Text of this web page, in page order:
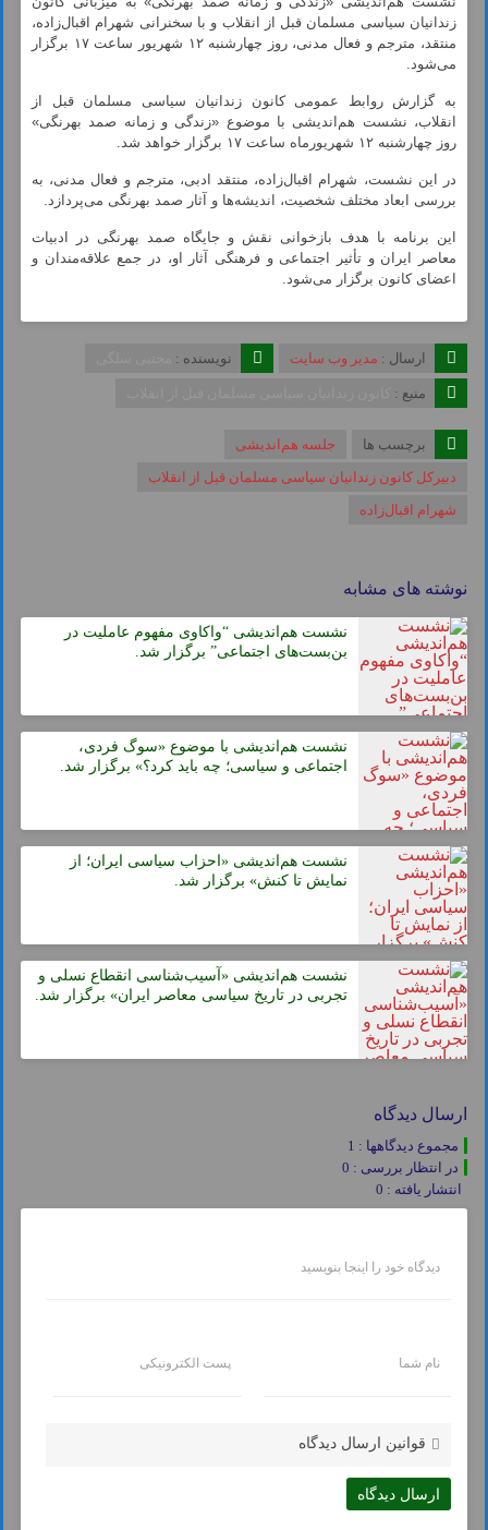
زندانیان سیاسی مسلمان قبل از انقلاب و با سخنرانی شهرام اقبال‌زاده،
منتقد، مترجم و فعال مدنی، روز چهارشنبه ۱۲ شهریور ساعت ۱۷ برگزار
می‌شود.
به گزارش روابط عمومی کانون زندانیان سیاسی مسلمان قبل از
انقلاب، نشست هم‌اندیشی با موضوع «زندگی و زمانه صمد بهرنگی»
روز چهارشنبه ۱۲ شهریورماه ساعت ۱۷ برگزار خواهد شد.
در این نشست، شهرام اقبال‌زاده، منتقد ادبی، مترجم و فعال مدنی، به
بررسی ابعاد مختلف شخصیت، اندیشه‌ها و آثار صمد بهرنگی می‌پردازد.
این برنامه با هدف بازخوانی نقش و جایگاه صمد بهرنگی در ادبیات
معاصر ایران و تأثیر اجتماعی و فرهنگی آثار او، در جمع علاقه‌مندان و
اعضای کانون برگزار می‌شود.
ارسال : مدیر وب سایت نویسنده :
منبع :
برچسب ها
جلسه هم‌اندیشی
دبیرکل کانون زندانیان سیاسی مسلمان قبل از انقلاب
شهرام اقبال‌زاده
نوشته های مشابه
نشست هم‌اندیشی “واکاوی مفهوم عاملیت در
بن‌بست‌های اجتماعی” برگزار شد.
نشست هم‌اندیشی با موضوع «سوگ فردی،
اجتماعی و سیاسی؛ چه باید کرد؟» برگزار شد.
نشست هم‌اندیشی «احزاب سیاسی ایران؛ از
نمایش تا کنش» برگزار شد.
نشست هم‌اندیشی «آسیب‌شناسی انقطاع نسلی و
تجربی در تاریخ سیاسی معاصر ایران» برگزار شد.
ارسال دیدگاه
مجموع دیدگاهها : 1
در انتظار بررسی : 0
انتشار یافته : 0
دیدگاه خود را اینجا بنویسید
نام شما پست الکترونیکی
قوانین ارسال دیدگاه